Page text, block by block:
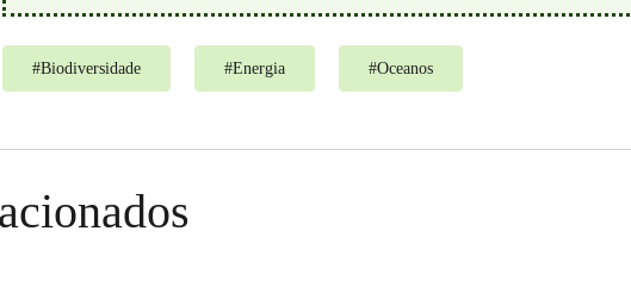
#Biodiversidade #Energia #Oceanos